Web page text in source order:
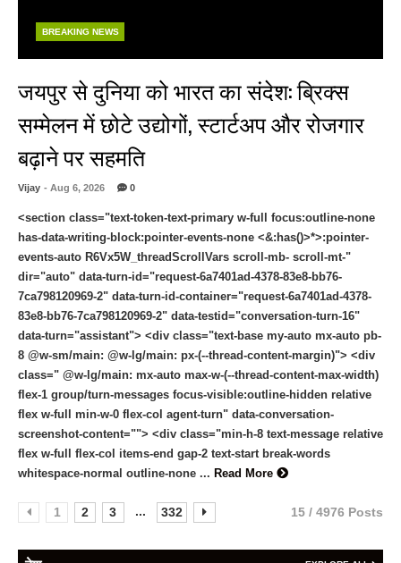
BREAKING NEWS
जयपुर से दुनिया को भारत का संदेश: ब्रिक्स
सम्मेलन में छोटे उद्योगों, स्टार्टअप और रोजगार
बढ़ाने पर सहमति
Vijay - Aug 6, 2026 0
<section class="text-token-text-primary w-full focus:outline-none
has-data-writing-block:pointer-events-none <&:has()>*>:pointer-
events-auto R6Vx5W_threadScrollVars scroll-mb- scroll-mt-"
dir="auto" data-turn-id="request-6a7401ad-4378-83e8-bb76-
7ca798120969-2" data-turn-id-container="request-6a7401ad-4378-
83e8-bb76-7ca798120969-2" data-testid="conversation-turn-16"
data-turn="assistant"> <div class="text-base my-auto mx-auto pb-
8 @w-sm/main: @w-lg/main: px-(--thread-content-margin)"> <div
class=" @w-lg/main: mx-auto max-w-(--thread-content-max-width)
flex-1 group/turn-messages focus-visible:outline-hidden relative
flex w-full min-w-0 flex-col agent-turn" data-conversation-
screenshot-content=""> <div class="min-h-8 text-message relative
flex w-full flex-col items-end gap-2 text-start break-words
whitespace-normal outline-none ... Read More
1 2 3 ... 332 15 / 4976 Posts